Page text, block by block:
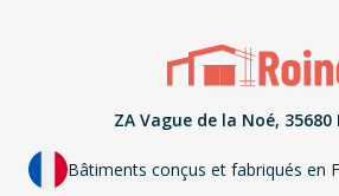
ZA Vague de la Noé,
Bâtiments conçus et fabriqués en